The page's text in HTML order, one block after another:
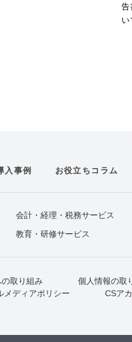
入事例 お役立ちコラム
会計・経理・税務サービス
教育・研修サービス
取り組み 個人情報の取
メディアポリシー
CSア